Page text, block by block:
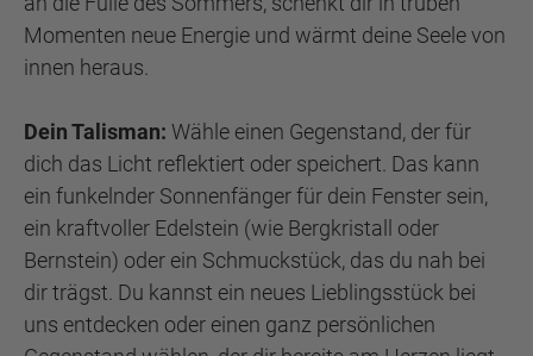
Momenten neue Energie und wärmt deine Seele von
innen heraus.
Dein Talisman: Wähle einen Gegenstand, der für
dich das Licht reflektiert oder speichert. Das kann
ein funkelnder Sonnenfänger für dein Fenster sein,
ein kraftvoller Edelstein (wie Bergkristall oder
Bernstein) oder ein Schmuckstück, das du nah bei
dir trägst. Du kannst ein neues Lieblingsstück bei
uns entdecken oder einen ganz persönlichen